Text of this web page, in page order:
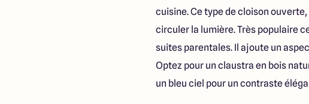
cuisine. Ce type de cloison
circuler la lumière. Très populaire
suites parentales. Il ajoute un
Optez pour un claustra en bois
un bleu ciel pour un contraste